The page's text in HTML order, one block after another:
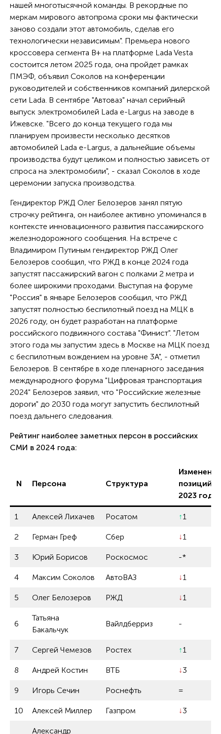
нашей многотысячной команды. В рекордные по
меркам мирового автопрома сроки мы фактически
заново создали этот автомобиль, сделав его
технологически независимым". Премьера нового
кроссовера сегмента В+ на платформе Lada Vesta
состоится летом 2025 года, она пройдет рамках
ПМЭФ, объявил Соколов на конференции
руководителей и собственников компаний дилерской
сети Lada. В сентябре "Автоваз" начал серийный
выпуск электромобилей Lada e-Largus на заводе в
Ижевске. "Всего до конца текущего года мы
планируем произвести несколько десятков
автомобилей Lada e-Largus, а дальнейшие объемы
производства будут целиком и полностью зависеть от
спроса на электромобили", - сказал Соколов в ходе
церемонии запуска производства.
Гендиректор РЖД Олег Белозеров занял пятую
строчку рейтинга, он наиболее активно упоминался в
контексте инновационного развития пассажирского
железнодорожного сообщения. На встрече с
Владимиром Путиным гендиректор РЖД Олег
Белозеров сообщил, что РЖД в конце 2024 года
запустят пассажирский вагон с полками 2 метра и
более широкими проходами. Выступая на форуме
"Россия" в январе Белозеров сообщил, что РЖД
запустят полностью беспилотный поезд на МЦК в
2026 году, он будет разработан на платформе
российского подвижного состава "Финист". "Летом
этого года мы запустим здесь в Москве на МЦК поезд
с беспилотным вождением на уровне 3А", - отметил
Белозеров. В сентябре в ходе пленарного заседания
международного форума "Цифровая транспортация
2024" Белозеров заявил, что "Российские железные
дороги" до 2030 года могут запустить беспилотный
поезд дальнего следования.
Рейтинг наиболее заметных персон в российских
СМИ в 2024 года:
N Персона Структура
Изменение
позиций к
2023 году
1 Алексей Лихачев Росатом ↑1
2 Герман Греф Сбер ↓1
3 Юрий Борисов Роскосмос -*
4 Максим Соколов АвтоВАЗ ↓1
5 Олег Белозеров РЖД ↓1
6
Татьяна
Бакальчук
Вайлдберриз -
7 Сергей Чемезов Ростех ↑1
8 Андрей Костин ВТБ ↓3
9 Игорь Сечин Роснефть =
10 Алексей Миллер Газпром ↓3
Александр